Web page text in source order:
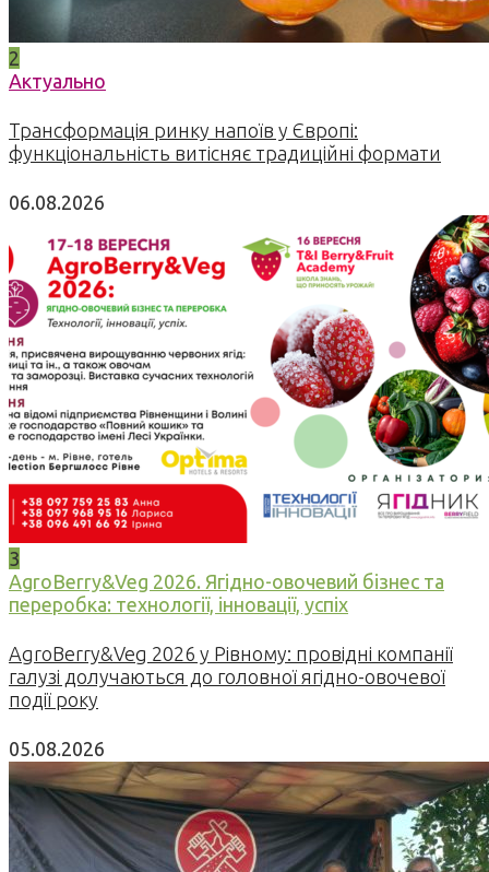
2
Актуально
Трансформація ринку напоїв у Європі:
функціональність витісняє традиційні формати
06.08.2026
3
AgroBerry&Veg 2026. Ягідно-овочевий бізнес та
переробка: технології, інновації, успіх
AgroBerry&Veg 2026 у Рівному: провідні компанії
галузі долучаються до головної ягідно-овочевої
події року
05.08.2026